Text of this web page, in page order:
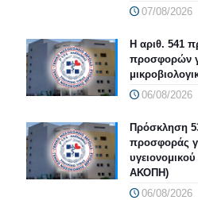
07/08/2026
Η αριθ. 541
προσφορών
06/08/2026
Πρόσκληση
προσφοράς
ΑΚΟΠΗ)
06/08/2026